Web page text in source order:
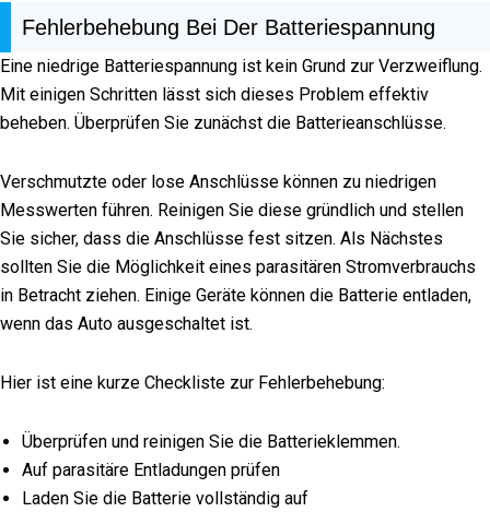
Fehlerbehebung Bei Der Batteriespannung
Eine niedrige Batteriespannung ist kein Grund zur Verzweiflung.
Mit einigen Schritten lässt sich dieses Problem effektiv
beheben. Überprüfen Sie zunächst die Batterieanschlüsse.
Verschmutzte oder lose Anschlüsse können zu niedrigen
Messwerten führen. Reinigen Sie diese gründlich und stellen
Sie sicher, dass die Anschlüsse fest sitzen. Als Nächstes
sollten Sie die Möglichkeit eines parasitären Stromverbrauchs
in Betracht ziehen. Einige Geräte können die Batterie entladen,
wenn das Auto ausgeschaltet ist.
Hier ist eine kurze Checkliste zur Fehlerbehebung:
Überprüfen und reinigen Sie die Batterieklemmen.
Auf parasitäre Entladungen prüfen
Laden Sie die Batterie vollständig auf